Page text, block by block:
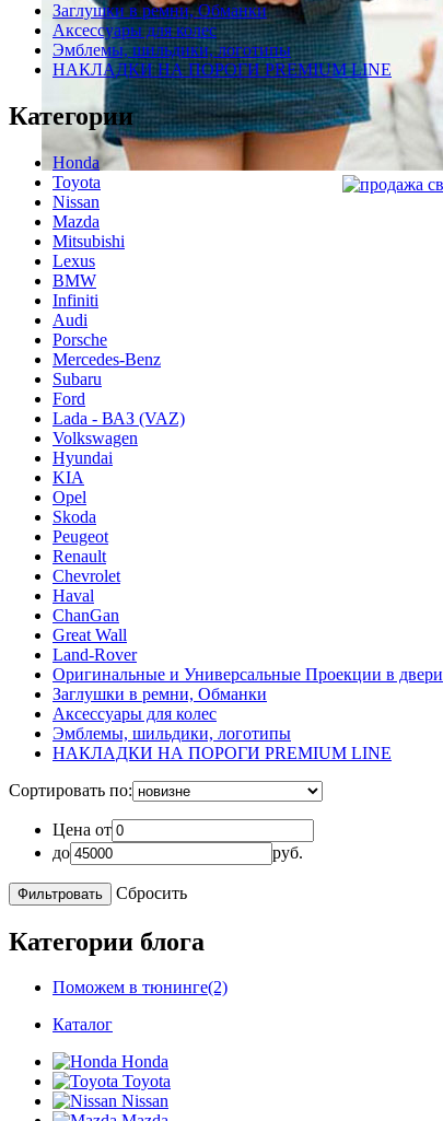
Заглушки в ремни, Обманки
Аксессуары для колес
Эмблемы, шильдики, логотипы
НАКЛАДКИ НА ПОРОГИ PREMIUM LINE
Категории
Honda
Toyota
Nissan
Mazda
Mitsubishi
Lexus
BMW
Infiniti
Audi
Porsche
Mercedes-Benz
Subaru
Ford
Lada - ВАЗ (VAZ)
Volkswagen
Hyundai
KIA
Opel
Skoda
Peugeot
Renault
Chevrolet
Haval
ChanGan
Great Wall
Land-Rover
Оригинальные и Универсальные Проекции в двери
Заглушки в ремни, Обманки
Аксессуары для колес
Эмблемы, шильдики, логотипы
НАКЛАДКИ НА ПОРОГИ PREMIUM LINE
Сортировать по:
Цена от
до
руб.
Сбросить
Категории блога
Поможем в тюнинге(2)
Каталог
Honda
Toyota
Nissan